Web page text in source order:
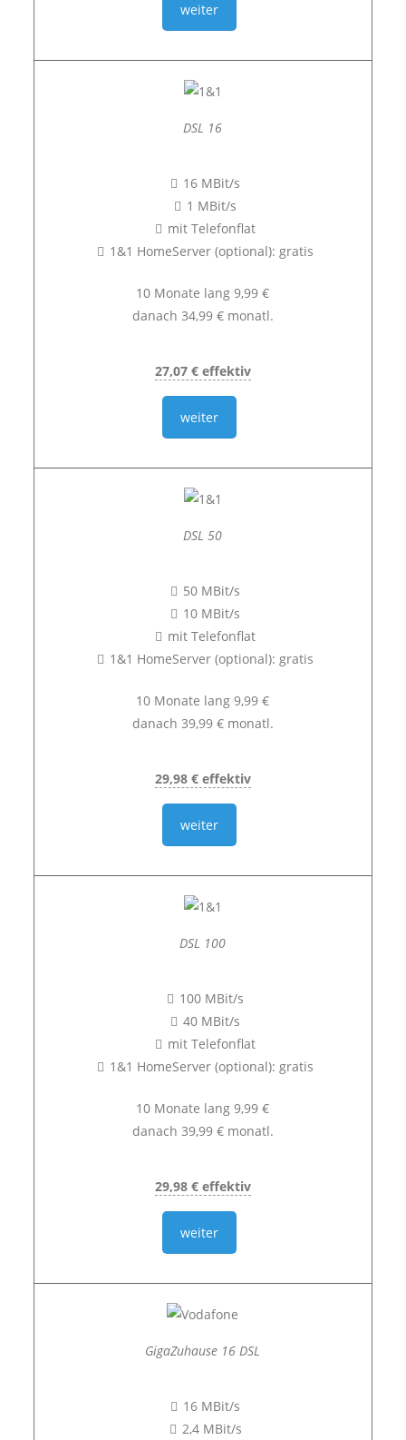
weiter
DSL 16
16 MBit/s
1 MBit/s
mit Telefonflat
1&1 HomeServer (optional): gratis
10 Monate lang 9,99 €
danach 34,99 € monatl.
27,07 € effektiv
weiter
DSL 50
50 MBit/s
10 MBit/s
mit Telefonflat
1&1 HomeServer (optional): gratis
10 Monate lang 9,99 €
danach 39,99 € monatl.
29,98 € effektiv
weiter
DSL 100
100 MBit/s
40 MBit/s
mit Telefonflat
1&1 HomeServer (optional): gratis
10 Monate lang 9,99 €
danach 39,99 € monatl.
29,98 € effektiv
weiter
GigaZuhause 16 DSL
16 MBit/s
2,4 MBit/s